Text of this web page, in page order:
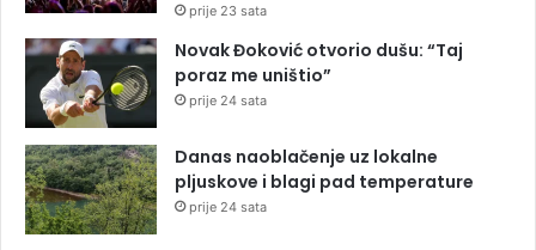
prije 23 sata
Novak Đoković otvorio dušu: “Taj
poraz me uništio”
prije 24 sata
Danas naoblačenje uz lokalne
pljuskove i blagi pad temperature
prije 24 sata